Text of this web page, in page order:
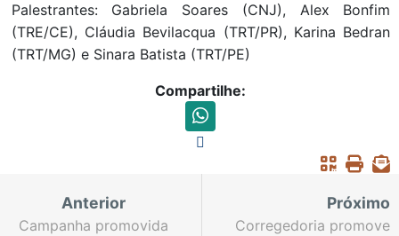
Palestrantes: Gabriela Soares (CNJ), Alex Bonfim
(TRE/CE), Cláudia Bevilacqua (TRT/PR), Karina Bedran
(TRT/MG) e Sinara Batista (TRT/PE)
Compartilhe:
Anterior
Campanha promovida
Próximo
Corregedoria promove